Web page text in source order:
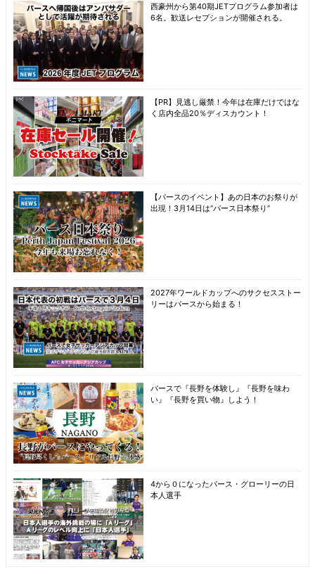
西豪州から第40期JETプログラム参加者は
6名。歓送レセプションが開催される。
【PR】見逃し厳禁！今年は在庫だけではな
く店内全品20％ディスカウント！
【パースのイベント】あの日本のお祭りが
出現！3月14日は“パース日本祭り”
2027年ワールドカップへのサクセスストー
リーはパースから始まる！
パースで『長野を体験し』『長野を味わ
い』『長野を買い物』しよう！
4から０になったパース・グローリーの日
本人選手